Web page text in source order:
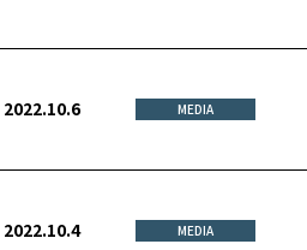
MEDIA
2022.10.6
MEDIA
2022.10.4